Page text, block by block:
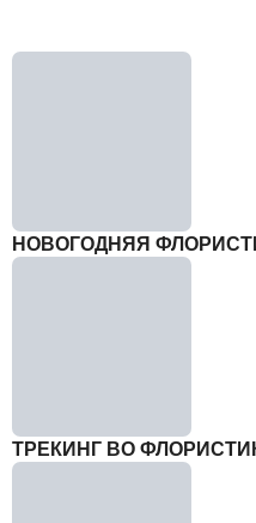
НОВОГОДНЯЯ
ТРЕКИНГ ВО